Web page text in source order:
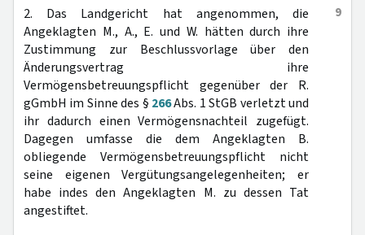
9
2. Das Landgericht hat angenommen, die
Angeklagten M., A., E. und W. hätten durch ihre
Zustimmung zur Beschlussvorlage über den
Änderungsvertrag ihre
Vermögensbetreuungspflicht gegenüber der R.
gGmbH im Sinne des § 266Abs. 1 StGB verletzt und
ihr dadurch einen Vermögensnachteil zugefügt.
Dagegen umfasse die dem Angeklagten B.
obliegende Vermögensbetreuungspflicht nicht
seine eigenen Vergütungsangelegenheiten; er
habe indes den Angeklagten M. zu dessen Tat
angestiftet.